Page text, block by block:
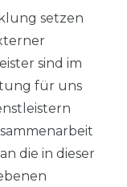
setzen
sind im
für uns
die in dieser